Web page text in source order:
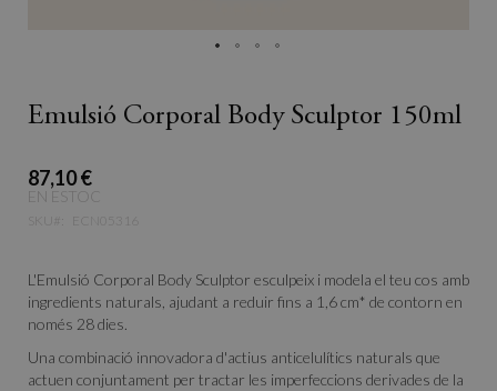
Emulsió Corporal Body Sculptor 150ml
87,10 €
EN ESTOC
L'Emulsió Corporal Body Sculptor esculpeix i modela el teu cos amb
ingredients naturals, ajudant a reduir fins a 1,6 cm* de contorn en
només 28 dies.
Una combinació innovadora d'actius anticelulítics naturals que
actuen conjuntament per tractar les imperfeccions derivades de la